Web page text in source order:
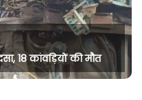
18 कांवड़ियों की मौत